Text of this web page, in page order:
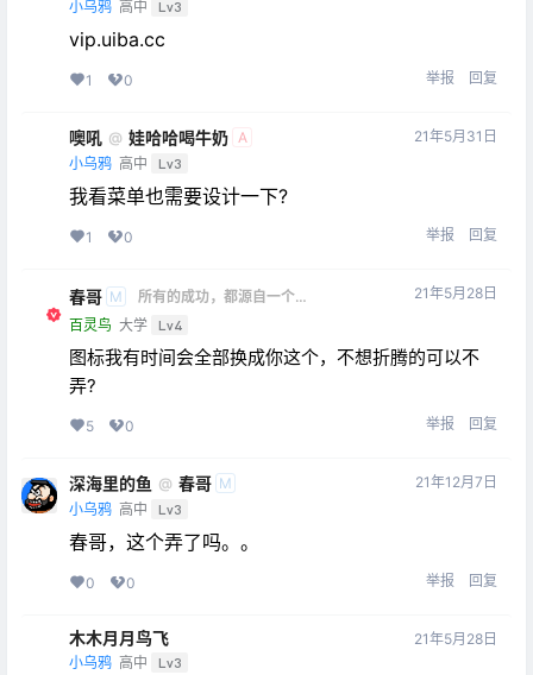
小乌鸦 高中 Lv3
vip.uiba.cc
1 0 举报 回复
噢吼 @ 娃哈哈喝牛奶 A
小乌鸦 高中 Lv3
21年5月31日
我看菜单也需要设计一下?
1 0 举报 回复
春哥 M
所有的成功，都源自一个勇
敢的开始
百灵鸟 大学 Lv4
21年5月28日
图标我有时间会全部换成你这个，不想折腾的可以不
弄?
5 0 举报 回复
深海里的鱼 @ 春哥 M
小乌鸦 高中 Lv3
21年12月7日
春哥，这个弄了吗。。
0 0 举报 回复
木木月月鸟飞
小乌鸦 高中 Lv3
21年5月28日